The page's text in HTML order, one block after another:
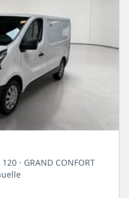
· GRAND CONFORT